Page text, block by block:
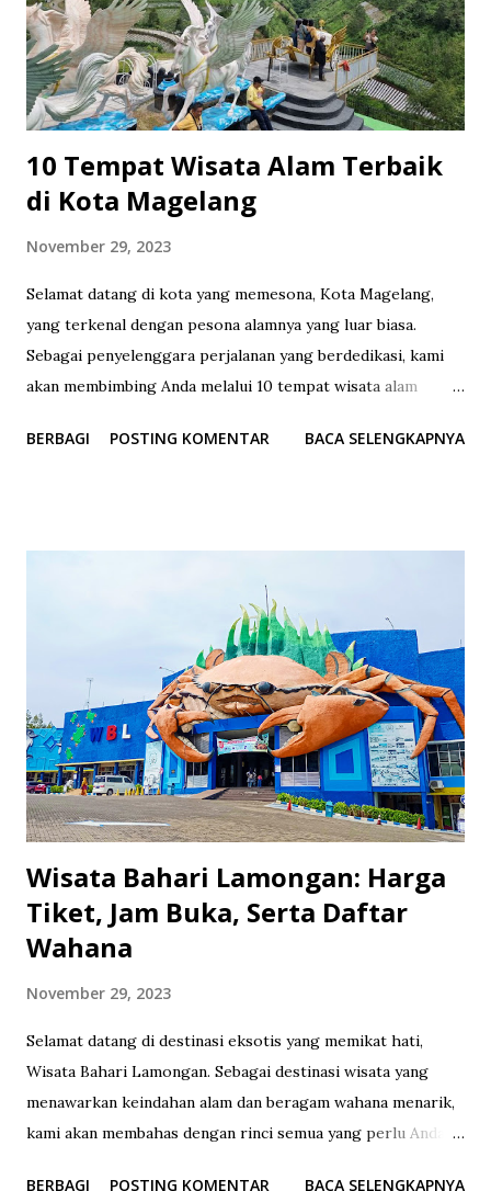
Sumatra Barat. Danau ini menawarkan pemandangan alam
yang indah, dan pengunjung dapat menikmati perjalanan di
sekitar danau atau menikmati makanan khas daerah. 4. Pusat
Kebudayaan Tabuik Pusat Kebudaya...
10 Tempat Wisata Alam Terbaik
di Kota Magelang
November 29, 2023
Selamat datang di kota yang memesona, Kota Magelang,
yang terkenal dengan pesona alamnya yang luar biasa.
Sebagai penyelenggara perjalanan yang berdedikasi, kami
akan membimbing Anda melalui 10 tempat wisata alam
Gunung Tidar Gunung Tidar adalah destinasi yang
adalah sumber air panas alami yang menawarkan
pengalaman relaksasi unik. Kejernihan airnya dan suasana
sekitar yang tenang menjadikan tempat ini favorit bagi
mereka yang mencari ketenangan. 3. Candi Borobudur Tak
dapat diabaikan, Candi Borobudur adalah situs warisan dunia
yang menggambarkan kemegahan arsitektur dan
kebudayaan. Menyaksikan matahari terbenam dari atas
Candi Borobudur adalah pengalaman yang menakjubkan. 4.
Kali Pancur Waterfall Kali...
BERBAGI POSTING KOMENTAR BACA SELENGKAPNYA
Wisata Bahari Lamongan: Harga
Tiket, Jam Buka, Serta Daftar
Wahana
November 29, 2023
Selamat datang di destinasi eksotis yang memikat hati,
Wisata Bahari Lamongan. Sebagai destinasi wisata yang
menawarkan keindahan alam dan beragam wahana menarik,
kami akan membahas dengan rinci semua yang perlu Anda
BERBAGI POSTING KOMENTAR BACA SELENGKAPNYA